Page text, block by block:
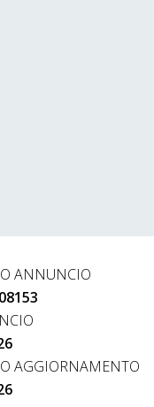
ANNUNCIO
AGGIORNAMENTO